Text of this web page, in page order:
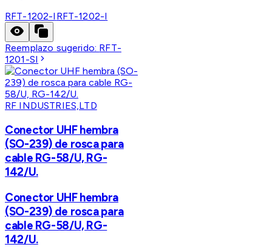
RFT-1202-I RFT-1202-I
Reemplazo sugerido: RFT-
1201-SI
RF INDUSTRIES,LTD
Conector UHF hembra
(SO-239) de rosca para
cable RG-58/U, RG-
142/U.
Conector UHF hembra
(SO-239) de rosca para
cable RG-58/U, RG-
142/U.